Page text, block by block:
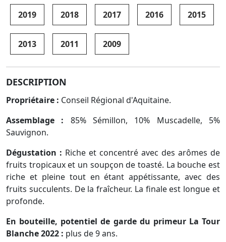
2019 2018 2017 2016 2015
2013 2011 2009
DESCRIPTION
Propriétaire : Conseil Régional d'Aquitaine.
Assemblage : 85% Sémillon, 10% Muscadelle, 5%
Sauvignon.
Dégustation : Riche et concentré avec des arômes de
fruits tropicaux et un soupçon de toasté. La bouche est
riche et pleine tout en étant appétissante, avec des
fruits succulents. De la fraîcheur. La finale est longue et
profonde.
En bouteille, potentiel de garde du primeur La Tour
Blanche 2022 : plus de 9 ans.